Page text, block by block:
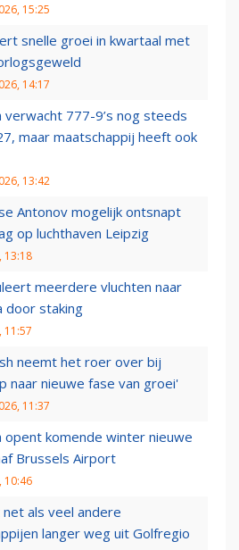
15:25
snelle groei in kwartaal met
14:17
verwacht 777-9’s nog steeds
maar maatschappij heeft ook
13:42
Antonov mogelijk ontsnapt
op luchthaven Leipzig
13:18
meerdere vluchten naar
door staking
11:57
neemt het roer over bij
naar nieuwe fase van groei'
11:37
opent komende winter nieuwe
Brussels Airport
10:46
als veel andere
langer weg uit Golfregio